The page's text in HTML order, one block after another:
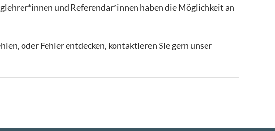
und Referendar*innen haben die Möglichkeit an
oder Fehler entdecken, kontaktieren Sie gern unser